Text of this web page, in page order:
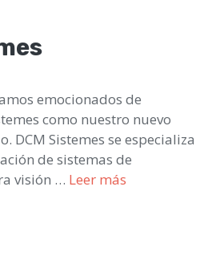
emocionados de
como nuestro nuevo
DCM Sistemes se especializa
de sistemas de
visión … Leer más